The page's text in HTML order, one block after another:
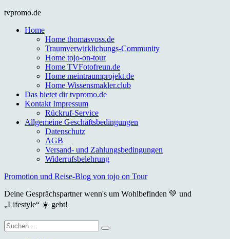
Skip
content
tvpromo.de
Home
Home thomasvoss.de
Traumverwirklichungs-Community
Home tojo-on-tour
Home TVFotofreun.de
Home meintraumprojekt.de
Home Wissensmakler.club
Das bietet dir tvpromo.de
Kontakt Impressum
Rückruf-Service
Allgemeine Geschäftsbedingungen
Datenschutz
AGB
Versand- und Zahlungsbedingungen
Widerrufsbelehrung
Promotion und Reise-Blog von tojo on Tour
Deine Gesprächspartner wenn's um Wohlbefinden 💚 und
„Lifestyle“ ☀️ geht!
Suche
nach: